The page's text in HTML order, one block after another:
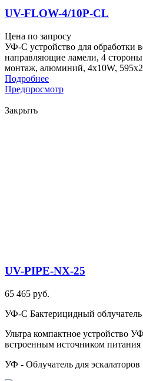
UV-FLOW-4/10P-CL
Цена по запросу
УФ-С устройство для обработки
направляющие ламели, 4
монтаж, алюминий, 4x10W,
Подробнее
Предпросмотр
Закрыть
UV-PIPE-NX-25
65 465 руб.
УФ-С Бактерицидный облучатель
Ультра компактное устройство
встроенным источником питания
УФ - Облучатель для эскалаторов